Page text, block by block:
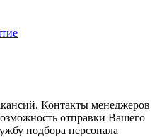
Контакты менеджеров
отправки Вашего
подбора персонала